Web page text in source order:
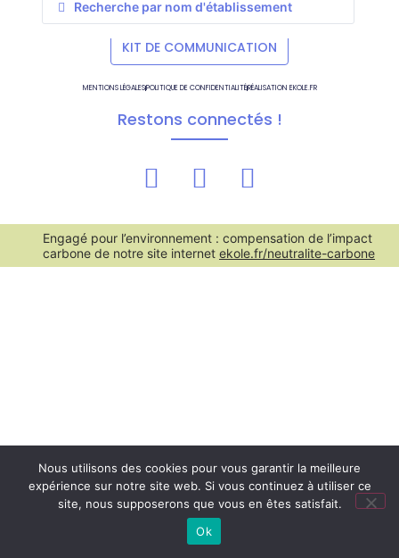
KIT DE COMMUNICATION
MENTIONS LÉGALESPOLITIQUE DE CONFIDENTIALITÉRÉALISATION EKOLE.FR
Restons connectés !
Nous utilisons des cookies pour vous garantir la meilleure
expérience sur notre site web. Si vous continuez à utiliser ce
site, nous supposerons que vous en êtes satisfait.
Ok
Engagé pour l’environnement : compensation de l’impact
carbone de notre site internet ekole.fr/neutralite-carbone